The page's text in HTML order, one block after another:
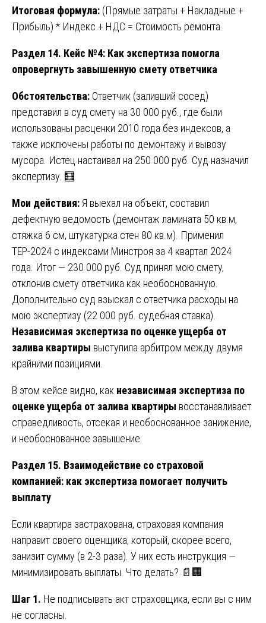
Итоговая формула: (Прямые затраты + Накладные +
Прибыль) * Индекс + НДС = Стоимость ремонта.
Раздел 14. Кейс №4: Как экспертиза помогла
опровергнуть завышенную смету ответчика
Обстоятельства: Ответчик (заливший сосед)
представил в суд смету на 30 000 руб., где были
использованы расценки 2010 года без индексов, а
также исключены работы по демонтажу и вывозу
мусора. Истец настаивал на 250 000 руб. Суд назначил
экспертизу. 🧮
Мои действия: Я выехал на объект, составил
дефектную ведомость (демонтаж ламината 50 кв.м,
стяжка 6 см, штукатурка стен 80 кв.м). Применил
ТЕР-2024 с индексами Минстроя за 4 квартал 2024
года. Итог — 230 000 руб. Суд принял мою смету,
отклонив смету ответчика как необоснованную.
Дополнительно суд взыскал с ответчика расходы на
мою экспертизу (22 000 руб. судебная ставка).
Независимая экспертиза по оценке ущерба от
залива квартиры выступила арбитром между двумя
крайними позициями.
В этом кейсе видно, как независимая экспертиза по
оценке ущерба от залива квартиры восстанавливает
справедливость, отсекая и необоснованное занижение,
и необоснованное завышение.
Раздел 15. Взаимодействие со страховой
компанией: как экспертиза помогает получить
выплату
Если квартира застрахована, страховая компания
направит своего оценщика, который, скорее всего,
занизит сумму (в 2-3 раза). У них есть инструкция —
минимизировать выплаты. Что делать? 📄🏢
Шаг 1. Не подписывать акт страховщика, если вы с ним
не согласны.